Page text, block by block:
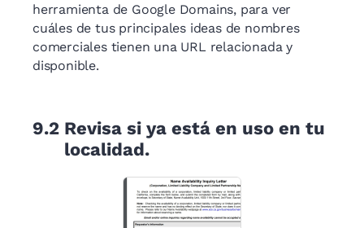
herramienta de Google Domains, para ver
cuáles de tus principales ideas de nombres
comerciales tienen una URL relacionada y
disponible.
9.2 Revisa si ya está en uso en tu
localidad.